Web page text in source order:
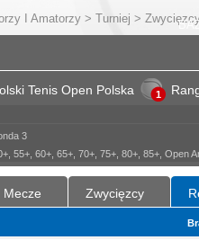
I Amatorzy > Turniej >
Tenis Open Polska 1
3
55+, 60+, 65+, 70+, 75+, 80+, 85+, Open
Mecze Zwycięzcy